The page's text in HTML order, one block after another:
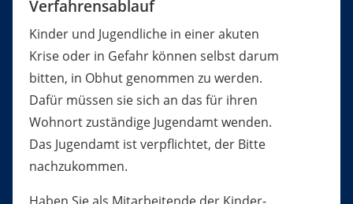
Verfahrensablauf
Kinder und Jugendliche in einer akuten
Krise oder in Gefahr können selbst darum
bitten, in Obhut genommen zu werden.
Dafür müssen sie sich an das für ihren
Wohnort zuständige Jugendamt wenden.
Das Jugendamt ist verpflichtet, der Bitte
nachzukommen.